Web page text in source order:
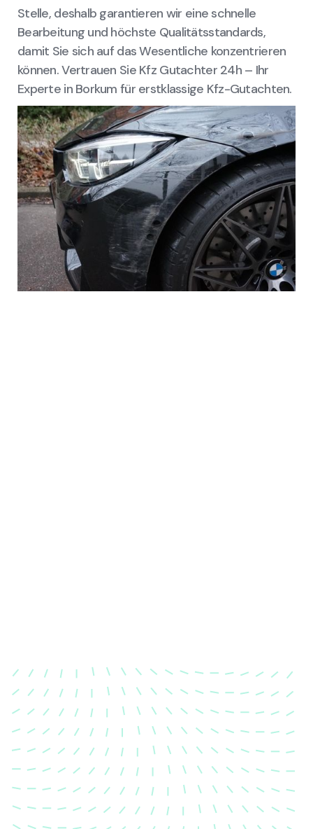
Stelle, deshalb garantieren wir eine schnelle
Bearbeitung und höchste Qualitätsstandards,
damit Sie sich auf das Wesentliche konzentrieren
können. Vertrauen Sie Kfz Gutachter 24h – Ihr
Experte in Borkum für erstklassige Kfz-Gutachten.
Karosserievermessung
Unsere exakte Karosserievermessung stellt sicher,
dass Ihre Fahrzeugkarosserie nach einem Unfall
wieder in ihren ursprünglichen Zustand gebracht
wird.